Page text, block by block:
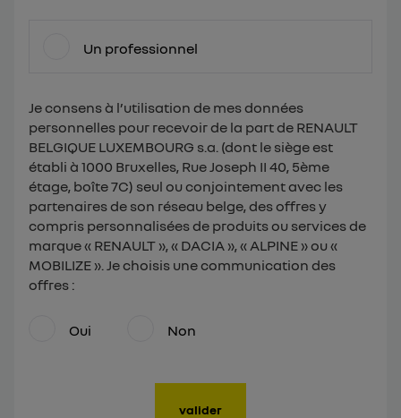
Un professionnel
Je consens à l’utilisation de mes données
personnelles pour recevoir de la part de RENAULT
BELGIQUE LUXEMBOURG s.a. (dont le siège est
établi à 1000 Bruxelles, Rue Joseph II 40, 5ème
étage, boîte 7C) seul ou conjointement avec les
partenaires de son réseau belge, des offres y
compris personnalisées de produits ou services de
marque « RENAULT », « DACIA », « ALPINE » ou «
MOBILIZE ». Je choisis une communication des
offres :
Oui Non
valider